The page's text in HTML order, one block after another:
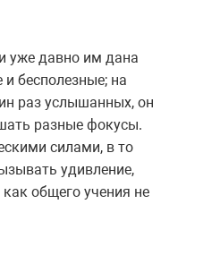
уже давно им дана
бесполезные; на
раз услышанных, он
разные фокусы.
силами, в то
удивление,
общего учения не